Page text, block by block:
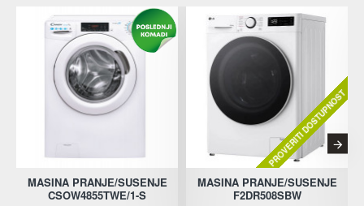
MASINA PRANJE/SUSENJE
CSOW4855TWE/1-S
PROVERITI DOSTUPNOST
MASINA PRANJE/SUSENJE
F2DR508SBW